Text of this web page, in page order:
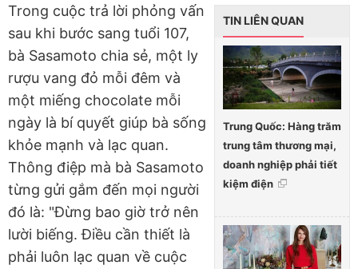
TIN LIÊN QUAN
Trung Quốc: Hàng trăm
trung tâm thương mại,
doanh nghiệp phải tiết
kiệm điện
Trong cuộc trả lời phỏng vấn
sau khi bước sang tuổi 107,
bà Sasamoto chia sẻ, một ly
rượu vang đỏ mỗi đêm và
một miếng chocolate mỗi
ngày là bí quyết giúp bà sống
khỏe mạnh và lạc quan.
Thông điệp mà bà Sasamoto
từng gửi gắm đến mọi người
đó là: "Đừng bao giờ trở nên
lười biếng. Điều cần thiết là
phải luôn lạc quan về cuộc